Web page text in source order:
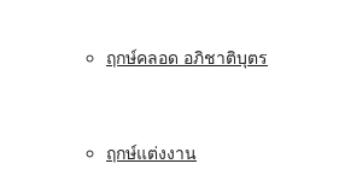
ฤกษ์คลอด อภิชาติบุตร
ฤกษ์แต่งงาน